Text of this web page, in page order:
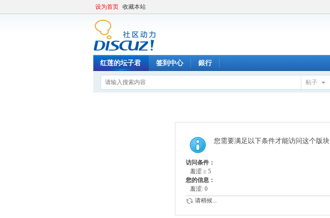
设为首页 收藏本站
红莲的坛子君 签到中心 銀行
帖子
您需要满足以下条件才能访问这个版块
访问条件：
羞涩 ≥ 5
您的信息：
羞涩: 0
请稍候...